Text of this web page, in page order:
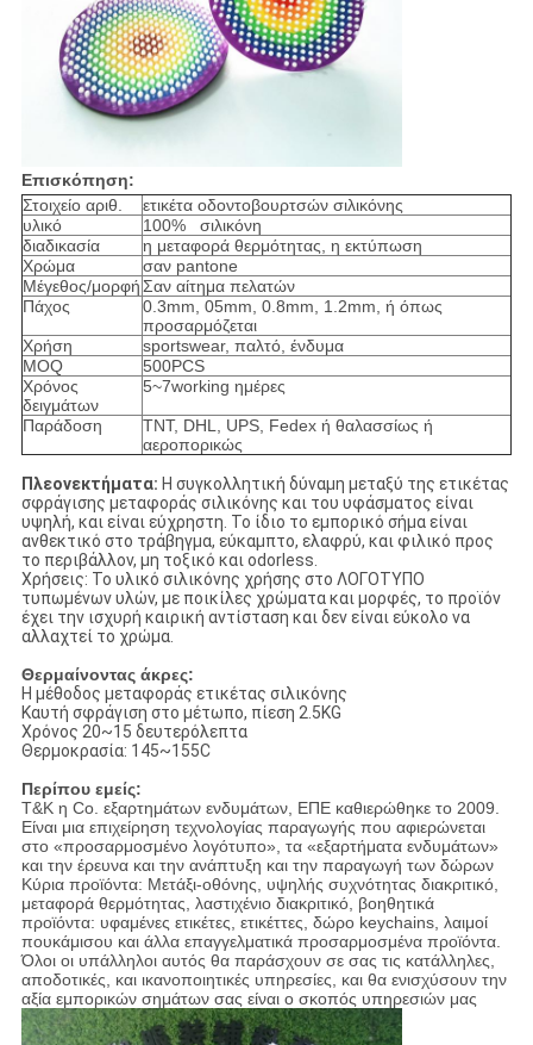
Επισκόπηση:
Στοιχείο αριθ.
ετικέτα οδοντοβουρτσών σιλικόνης
υλικό
100% σιλικόνη
διαδικασία
η μεταφορά θερμότητας, η εκτύπωση
Χρώμα
σαν pantone
Μέγεθος/μορφήΣαν αίτημα πελατών
Πάχος
0.3mm, 05mm, 0.8mm, 1.2mm, ή όπως
προσαρμόζεται
Χρήση
sportswear, παλτό, ένδυμα
MOQ
500PCS
Χρόνος
δειγμάτων
5~7working ημέρες
Παράδοση
TNT, DHL, UPS, Fedex ή θαλασσίως ή
αεροπορικώς
Πλεονεκτήματα: Η συγκολλητική δύναμη μεταξύ της ετικέτας
σφράγισης μεταφοράς σιλικόνης και του υφάσματος είναι
υψηλή, και είναι εύχρηστη. Το ίδιο το εμπορικό σήμα είναι
ανθεκτικό στο τράβηγμα, εύκαμπτο, ελαφρύ, και φιλικό προς
το περιβάλλον, μη τοξικό και odorless.
Χρήσεις: Το υλικό σιλικόνης χρήσης στο ΛΟΓΟΤΥΠΟ
τυπωμένων υλών, με ποικίλες χρώματα και μορφές, το προϊόν
έχει την ισχυρή καιρική αντίσταση και δεν είναι εύκολο να
αλλαχτεί το χρώμα.
Θερμαίνοντας άκρες:
Η μέθοδος μεταφοράς ετικέτας σιλικόνης
Καυτή σφράγιση στο μέτωπο, πίεση 2.5KG
Χρόνος 20~15 δευτερόλεπτα
Θερμοκρασία: 145~155C
Περίπου εμείς:
T&K η Co. εξαρτημάτων ενδυμάτων, ΕΠΕ καθιερώθηκε το 2009.
Είναι μια επιχείρηση τεχνολογίας παραγωγής που αφιερώνεται
στο «προσαρμοσμένο λογότυπο», τα «εξαρτήματα ενδυμάτων»
και την έρευνα και την ανάπτυξη και την παραγωγή των δώρων
Κύρια προϊόντα: Μετάξι-οθόνης, υψηλής συχνότητας διακριτικό,
μεταφορά θερμότητας, λαστιχένιο διακριτικό, βοηθητικά
προϊόντα: υφαμένες ετικέτες, ετικέττες, δώρο keychains, λαιμοί
πουκάμισου και άλλα επαγγελματικά προσαρμοσμένα προϊόντα.
Όλοι οι υπάλληλοι αυτός θα παράσχουν σε σας τις κατάλληλες,
αποδοτικές, και ικανοποιητικές υπηρεσίες, και θα ενισχύσουν την
αξία εμπορικών σημάτων σας είναι ο σκοπός υπηρεσιών μας